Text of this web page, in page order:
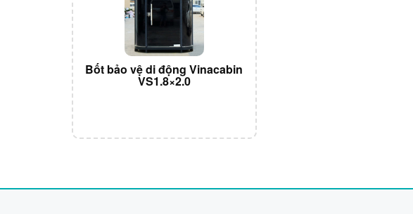
Bốt bảo vệ di động Vinacabin
VS1.8×2.0